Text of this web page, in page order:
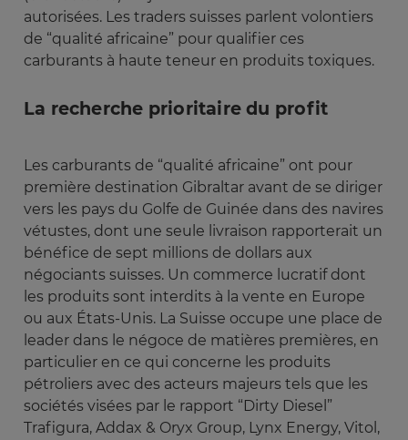
autorisées. Les traders suisses parlent volontiers
de “qualité africaine” pour qualifier ces
carburants à haute teneur en produits toxiques.
La recherche prioritaire du profit
Les carburants de “qualité africaine” ont pour
première destination Gibraltar avant de se diriger
vers les pays du Golfe de Guinée dans des navires
vétustes, dont une seule livraison rapporterait un
bénéfice de sept millions de dollars aux
négociants suisses. Un commerce lucratif dont
les produits sont interdits à la vente en Europe
ou aux États-Unis. La Suisse occupe une place de
leader dans le négoce de matières premières, en
particulier en ce qui concerne les produits
pétroliers avec des acteurs majeurs tels que les
sociétés visées par le rapport “Dirty Diesel”
Trafigura, Addax & Oryx Group, Lynx Energy, Vitol,